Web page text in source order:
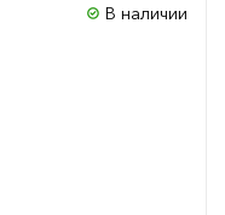
В наличии